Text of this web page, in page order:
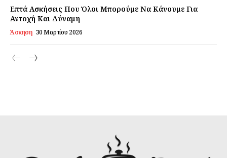
Επτά Ασκήσεις Που Όλοι Μπορούμε Να Κάνουμε Για
Αντοχή Και Δύναμη
Άσκηση 30 Μαρτίου 2026